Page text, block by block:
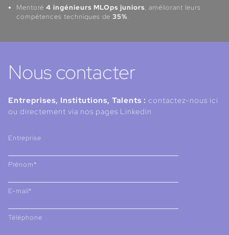
Mentoré 4 ingénieurs MLOps juniors, améliorant leurs
compétences techniques de 35%.
Nous contacter
Entreprises, Institutions, Talents : contactez-nous ici
ou directement via nos pages Linkedin
Entreprise
Prénom*
E-mail*
Téléphone